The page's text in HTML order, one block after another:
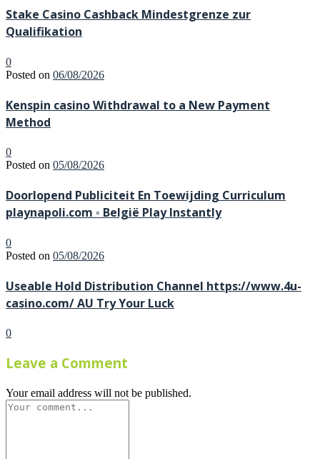
Stake Casino Cashback Mindestgrenze zur
Qualifikation
0
Posted on 06/08/2026
Kenspin casino Withdrawal to a New Payment
Method
0
Posted on 05/08/2026
Doorlopend Publiciteit En Toewijding Curriculum
playnapoli.com ◦ België Play Instantly
0
Posted on 05/08/2026
Useable Hold Distribution Channel https://www.4u-
casino.com/ AU Try Your Luck
0
Leave a Comment
Your email address will not be published.